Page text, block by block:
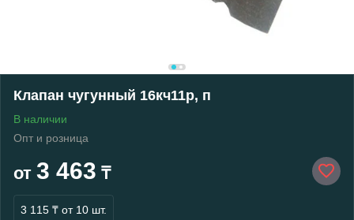
Клапан чугунный 16кч11р, п
В наличии
Опт и розница
от 3 463 ₸
3 115 ₸ от 10 шт.